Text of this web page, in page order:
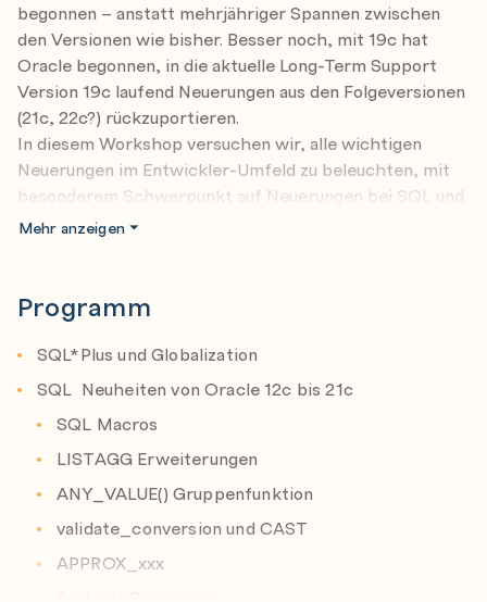
begonnen – anstatt mehrjähriger Spannen zwischen
den Versionen wie bisher. Besser noch, mit 19c hat
Oracle begonnen, in die aktuelle Long-Term Support
Version 19c laufend Neuerungen aus den Folgeversionen
(21c, 22c?) rückzuportieren.
In diesem Workshop versuchen wir, alle wichtigen
Neuerungen im Entwickler-Umfeld zu beleuchten, mit
besonderem Schwerpunkt auf Neuerungen bei SQL und
PL/SQL.
Unterstützte Oracle Versionen:
Der Workshop beginnt mit allem, was ab Oracle 12c neu
dazu gekommen ist, bis zur Version 21c. Aufgrund der
sich ständig verändernden Situation wird es häufiger als
bei anderen Kursen Neuerungen im Inhalt geben.
Mehr anzeigen
Programm
SQL*Plus und Globalization
SQL Neuheiten von Oracle 12c bis 21c
SQL Macros
LISTAGG Erweiterungen
ANY_VALUE() Gruppenfunktion
validate_conversion und CAST
APPROX_xxx